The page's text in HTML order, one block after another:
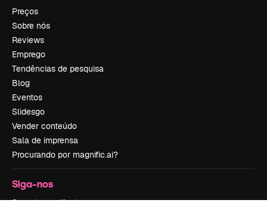
Preços
Sobre nós
Reviews
Emprego
Tendências de pesquisa
Blog
Eventos
Slidesgo
Vender conteúdo
Sala de imprensa
Procurando por magnific.ai?
Siga-nos
Suporte ao cliente